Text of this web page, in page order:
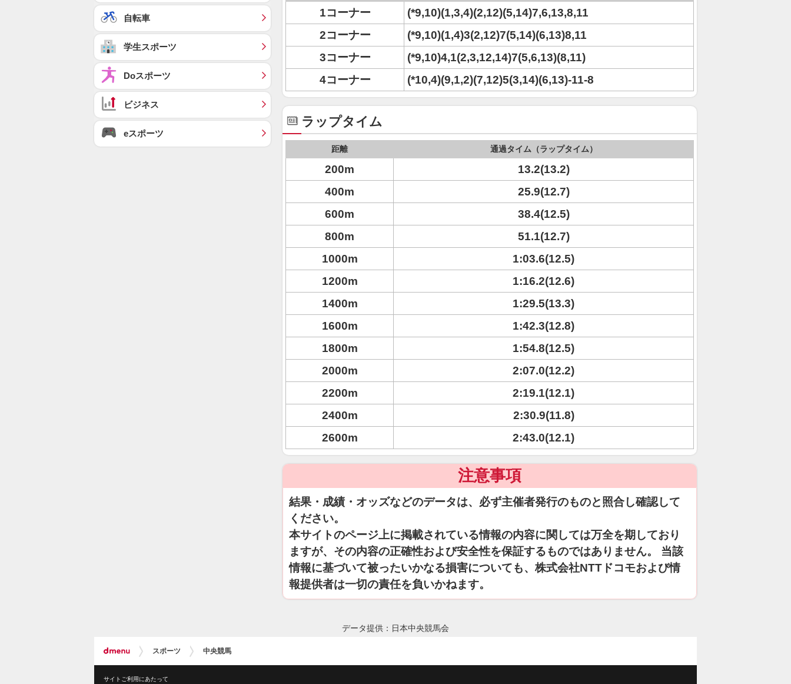
1コーナー
(*9,10)(1,3,4)(2,12)(5,14)7,6,13,8,11
2コーナー
(*9,10)(1,4)3(2,12)7(5,14)(6,13)8,11
3コーナー
(*9,10)4,1(2,3,12,14)7(5,6,13)(8,11)
4コーナー
(*10,4)(9,1,2)(7,12)5(3,14)(6,13)-11-8
ラップタイム
距離 通過タイム（ラップタイム）
200m
13.2(13.2)
400m
25.9(12.7)
600m
38.4(12.5)
800m
51.1(12.7)
1000m
1:03.6(12.5)
1200m
1:16.2(12.6)
1400m
1:29.5(13.3)
1600m
1:42.3(12.8)
1800m
1:54.8(12.5)
2000m
2:07.0(12.2)
2200m
2:19.1(12.1)
2400m
2:30.9(11.8)
2600m
2:43.0(12.1)
注意事項
結果・成績・オッズなどのデータは、必ず主催者発行のものと照合し確認して
ください。
本サイトのページ上に掲載されている情報の内容に関しては万全を期しており
ますが、その内容の正確性および安全性を保証するものではありません。 当該
情報に基づいて被ったいかなる損害についても、株式会社NTTドコモおよび情
報提供者は一切の責任を負いかねます。
自転車
学生スポーツ
Doスポーツ
ビジネス
eスポーツ
データ提供：日本中央競馬会
スポーツ 中央競馬
サイトご利用にあたって